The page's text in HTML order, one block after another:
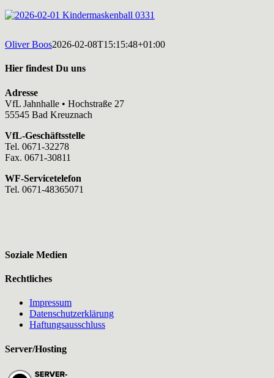
Oliver Boos2026-02-08T15:15:48+01:00
Hier findest Du uns
Adresse
VfL Jahnhalle • Hochstraße 27
55545 Bad Kreuznach
VfL-Geschäftsstelle
Tel. 0671-32278
Fax. 0671-30811
WF-Servicetelefon
Tel. 0671-48365071
Soziale Medien
Rechtliches
Impressum
Datenschutzerklärung
Haftungsausschluss
Server/Hosting